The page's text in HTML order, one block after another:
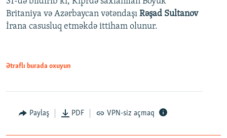
Britaniya və Azərbaycan vətəndaşı Rəşad Sultanov
İrana casusluq etməkdə ittiham olunur.
Ətraflı burada oxuyun
Paylaş PDF VPN-siz açmaq